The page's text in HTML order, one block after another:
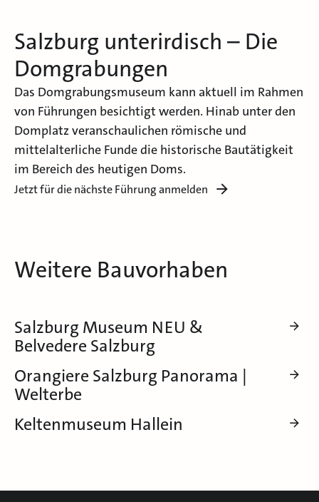
Salzburg unterirdisch – Die
Domgrabungen
Das Domgrabungsmuseum kann aktuell im Rahmen
von Führungen besichtigt werden. Hinab unter den
Domplatz veranschaulichen römische und
mittelalterliche Funde die historische Bautätigkeit
im Bereich des heutigen Doms.
Jetzt für die nächste Führung anmelden
Weitere Bauvorhaben
Salzburg Museum NEU &
Belvedere Salzburg
Orangiere Salzburg Panorama |
Welterbe
Keltenmuseum Hallein